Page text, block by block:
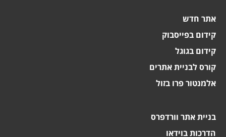
אתר חדש
קידום בפייסבוק
קידום בגוגל
קורס לבניית אתרים
אלמנטור פרו בזול
בניית אתר וורדפרס
הדרכות בוידאו